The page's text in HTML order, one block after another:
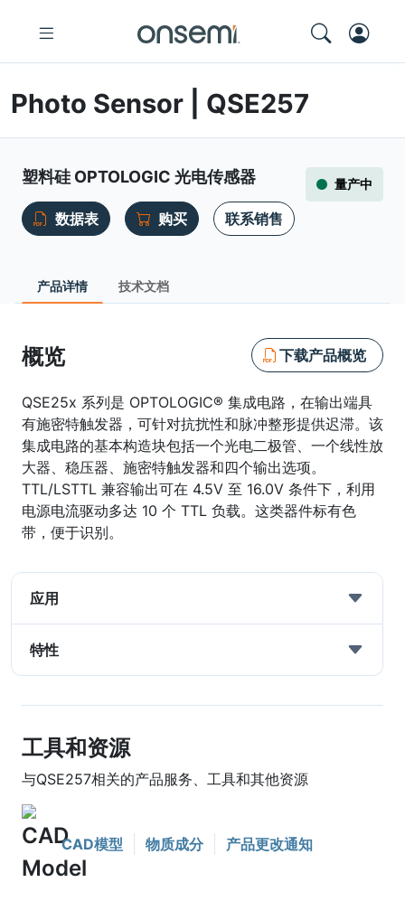
Photo Sensor | QSE257
塑料硅 OPTOLOGIC 光电传感器 量产中
数据表 购买 联系销售
产品详情 技术文档
概览 下载产品概览
QSE25x 系列是 OPTOLOGIC® 集成电路，在输出端具
有施密特触发器，可针对抗扰性和脉冲整形提供迟滞。该
集成电路的基本构造块包括一个光电二极管、一个线性放
大器、稳压器、施密特触发器和四个输出选项。
TTL/LSTTL 兼容输出可在 4.5V 至 16.0V 条件下，利用
电源电流驱动多达 10 个 TTL 负载。这类器件标有色
带，便于识别。
应用
特性
工具和资源
与QSE257相关的产品服务、工具和其他资源
CAD模型 物质成分 产品更改通知